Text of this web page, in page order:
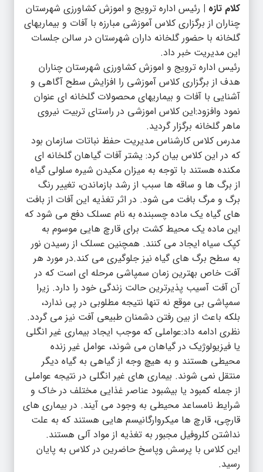
کلام تازه | رئیس اداره ترویج و اموزش کشاورزی شهرستان
چناران از برگزاری کلاس آموزشی مبارزه با آفات و بیماریهای
گلخانه با حضور گلخانه داران شهرستان در سالن جلسات
این مدیریت خبر داد.
رئیس اداره ترویج و اموزش کشاورزی شهرستان چناران
هدف از برگزاری کلاس آموزشی را افزایش سطح آگاهی و
آشنایی با آفات و بیماریهای محصولات گلخانه ای عنوان
نمود وافزود:این کلاس اموزشی در راستای تربیت نیروی
ماهر گلخانه برگزار گردید.
مدرس کلاس کارشناس مدیریت حفظ نباتات سازمان بود
که در این کلاس بیان کرد: یشتر آفات گیاهان گلخانه ای
مکنده هستند با توجه به میزان مکیدن شیره سلولی گیاه
از برگ ها و ساقه ها سبب از رشد بازماندن، تغییر رنگ
برگ و مرگ بافت می شود. در اثر تغذیه این آفات از بافت
های گیاه یک ماده چسبنده به نام عسلک دفع می شود که
این ماده یک محیط کشت برای قارچ هایی موسوم به
کپک سیاه ایجاد می کنند. همچنین عسلک از رسیدن نور
به سطح برگ های گیاه نیز جلوگیری می کند.در مورد هر
آفت خاص بهترین زمان سمپاشی مرحله ای است که در
آن آفت آسیب پذیرترین حالت زندگی خود را دارد. زیرا
سمپاشی بی موقع نه تنها نتیجه مطلوبی در پی ندارد،
بلکه باعث از بین رفتن دشمنان طبیعی آفت نیز می گردد.
نظری ادامه داد:عواملی که موجب ایجاد بیماری غیر انگلی
یا فیزیولوژیک در گیاهان می شوند، عوامل غیر زنده
محیطی هستند و به هیچ وجه از گیاهی به گیاه دیگر
منتقل نمی شوند. بیماری های غیر انگلی در نتیجه عواملی
از جمله کمبود یا بیشبود عناصر غذایی مختلف در خاک و
شرایط نامساعد محیطی به وجود می آیند. در بیماری های
قارچی، قارچ ها میکروارگانیسم هایی هستند که به علت
نداشتن کلروفیل مجبور به تغذیه از مواد آلی هستند.
این کلاس با پرسش وپاسخ حاضرین در کلاس به پایان
رسید.